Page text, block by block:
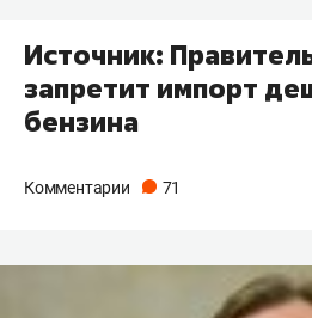
Источник:
запретит импорт
бензина
Комментарии 71